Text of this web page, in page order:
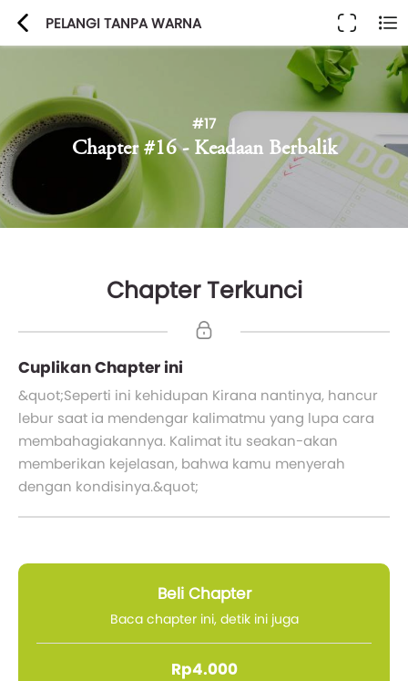
PELANGI TANPA WARNA
#17
Chapter #16 - Keadaan Berbalik
Chapter Terkunci
Cuplikan Chapter ini
&quot;Seperti ini kehidupan Kirana nantinya, hancur
lebur saat ia mendengar kalimatmu yang lupa cara
membahagiakannya. Kalimat itu seakan-akan
memberikan kejelasan, bahwa kamu menyerah
dengan kondisinya.&quot;
Beli Chapter
Baca chapter ini, detik ini juga
Rp4.000